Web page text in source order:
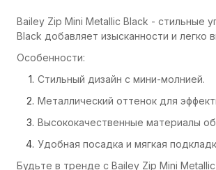
Bailey Zip Mini Metallic Black - стильные
Black добавляет изысканности и
Особенности:
Стильный дизайн с мини-молнией.
Металлический оттенок для
Высококачественные материалы
Удобная посадка и мягкая
Будьте в тренде с Bailey Zip Mini